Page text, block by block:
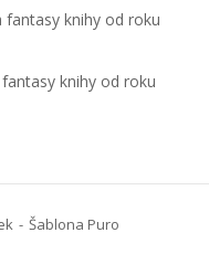
knihy od roku
knihy od roku
Šablona Puro